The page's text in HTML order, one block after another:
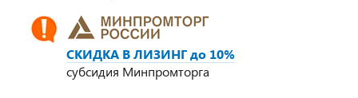
СКИДКА В ЛИЗИНГ до 10%
субсидия Минпромторга